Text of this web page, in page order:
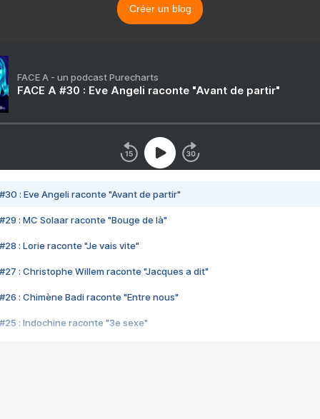
Créer un blog
FACE A - un podcast Purecharts
FACE A #30 : Eve Angeli raconte "Avant de partir"
#30 : Eve Angeli raconte "Avant de partir"
#29 : MC Solaar raconte "Bouge de là"
#28 : Lorie raconte "Je vais vite"
#27 : Christophe Willem raconte "Jacques a dit"
#26 : Chimène Badi raconte "Entre nous"
#25 : Indochine raconte "3e sexe"